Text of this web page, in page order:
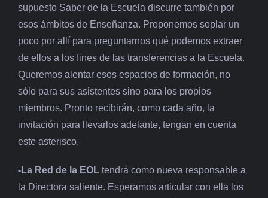
supuesto Saber de la Escuela discurre también por
esos ámbitos de Enseñanza. Proponemos soplar un
poco por allí para preguntarnos qué podemos extraer
de ellos a los fines de las transferencias a la Escuela.
Queremos alentar esos espacios de formación, no
sólo para sus asistentes sino para los propios
miembros. Pronto recibirán, como cada año, la
invitación para llevarlos adelante, tengan en cuenta
este asterisco.
-La Red de la EOL tendrá como nueva responsable a
la Directora saliente. Esperamos articular con ella los